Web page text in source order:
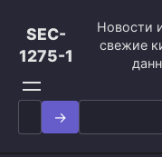
контенту
SEC-
1275-1
Новости
свежие
Search
for: